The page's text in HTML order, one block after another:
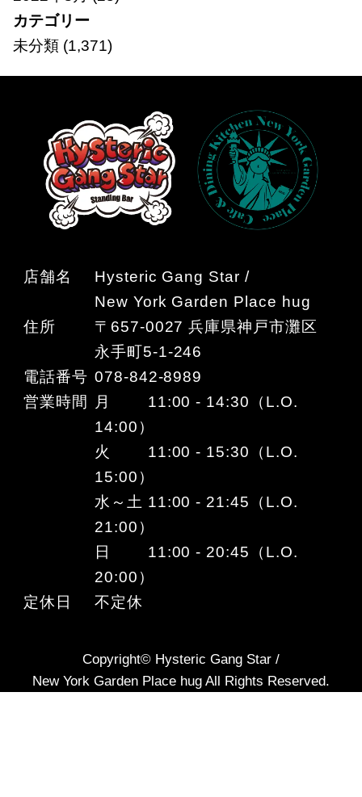
カテゴリー
未分類(1,371)
店舗名
Hysteric Gang Star /
New York Garden Place hug
住所
〒657-0027 兵庫県神戸市灘区
永手町5-1-246
電話番号 078-842-8989
営業時間
月 11:00 - 14:30（L.O.
14:00）
火 11:00 - 15:30（L.O.
15:00）
水～土 11:00 - 21:45（L.O.
21:00）
日 11:00 - 20:45（L.O.
20:00）
定休日
不定休
Copyright© Hysteric Gang Star /
New York Garden Place hug All Rights Reserved.